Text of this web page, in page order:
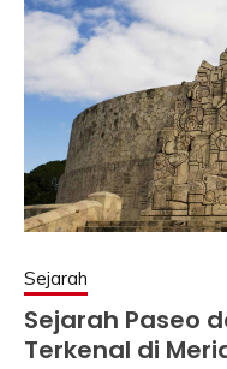
Sejarah
Sejarah Paseo
Terkenal di